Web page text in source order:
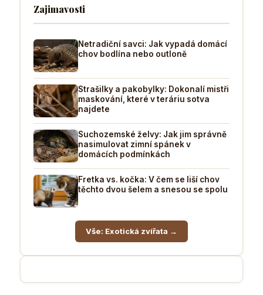
Zajimavosti
Netradiční savci: Jak vypadá domácí
chov bodlína nebo outloně
Strašilky a pakobylky: Dokonalí mistři
maskování, které v teráriu sotva
najdete
Suchozemské želvy: Jak jim správně
nasimulovat zimní spánek v
domácích podmínkách
Fretka vs. kočka: V čem se liší chov
těchto dvou šelem a snesou se spolu
Vše: Exotická zvířata →